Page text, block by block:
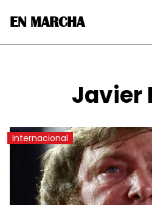
EN MARCHA
Javier
Internacional